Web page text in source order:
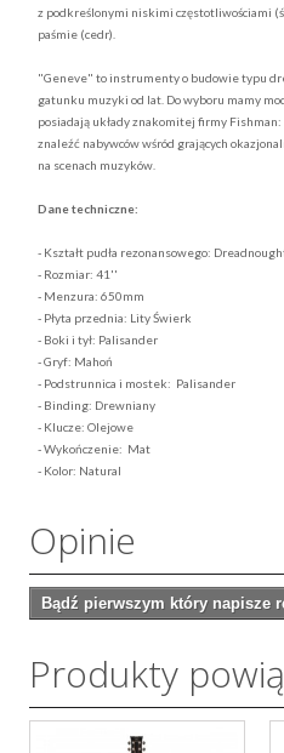
z podkreślonymi niskimi częstotliwościami
paśmie (cedr).
"Geneve" to instrumenty o budowie typu
gatunku muzyki od lat. Do wyboru mamy
posiadają układy znakomitej firmy Fishman:
znaleźć nabywców wśród grających
na scenach muzyków.
Dane techniczne:
- Kształt pudła rezonansowego:
- Rozmiar: 41''
- Menzura: 650mm
- Płyta przednia: Lity Świerk
- Boki i tył: Palisander
- Gryf: Mahoń
- Podstrunnica i mostek: Palisander
- Binding: Drewniany
- Klucze: Olejowe
- Wykończenie: Mat
- Kolor: Natural
Opinie
Bądź pierwszym który napisze
Produkty